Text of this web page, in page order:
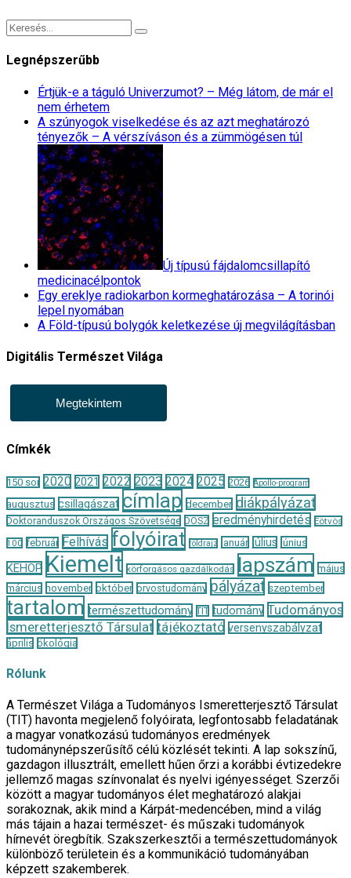
Legnépszerűbb
Értjük-e a táguló Univerzumot? – Még látom, de már el
nem érhetem
A szúnyogok viselkedése és az azt meghatározó
tényezők – A vérszíváson és a zümmögésen túl
Új típusú fájdalomcsillapító
medicinacélpontok
Egy ereklye radiokarbon kormeghatározása – A torinói
lepel nyomában
A Föld-típusú bolygók keletkezése új megvilágításban
Digitális Természet Világa
Megtekintem
Címkék
150 sor 2020 2021 2022 2023 2024 2025 2026 Apollo-program
augusztus csillagászat címlap december diákpályázat
Doktoranduszok Országos Szövetsége DOSZ eredményhirdetés Eötvös
100 február Felhívás folyóirat földrajz január július június
KEHOP Kiemelt körforgásos gazdálkodás lapszám május
március november október orvostudomány pályázat szeptember
tartalom természettudomány TIT tudomány Tudományos
Ismeretterjesztő Társulat tájékoztató versenyszabályzat
április ökológia
Rólunk
A Természet Világa a Tudományos Ismeretterjesztő Társulat
(TIT) havonta megjelenő folyóirata, legfontosabb feladatának
a magyar vonatkozású tudományos eredmények
tudománynépszerűsítő célú közlését tekinti. A lap sokszínű,
gazdagon illusztrált, emellett hűen őrzi a korábbi évtizedekre
jellemző magas színvonalat és nyelvi igényességet. Szerzői
között a magyar tudományos élet meghatározó alakjai
sorakoznak, akik mind a Kárpát-medencében, mind a világ
más tájain a hazai természet- és műszaki tudományok
hírnevét öregbítik. Szakszerkesztői a természettudományok
különböző területein és a kommunikáció tudományában
képzett szakemberek.